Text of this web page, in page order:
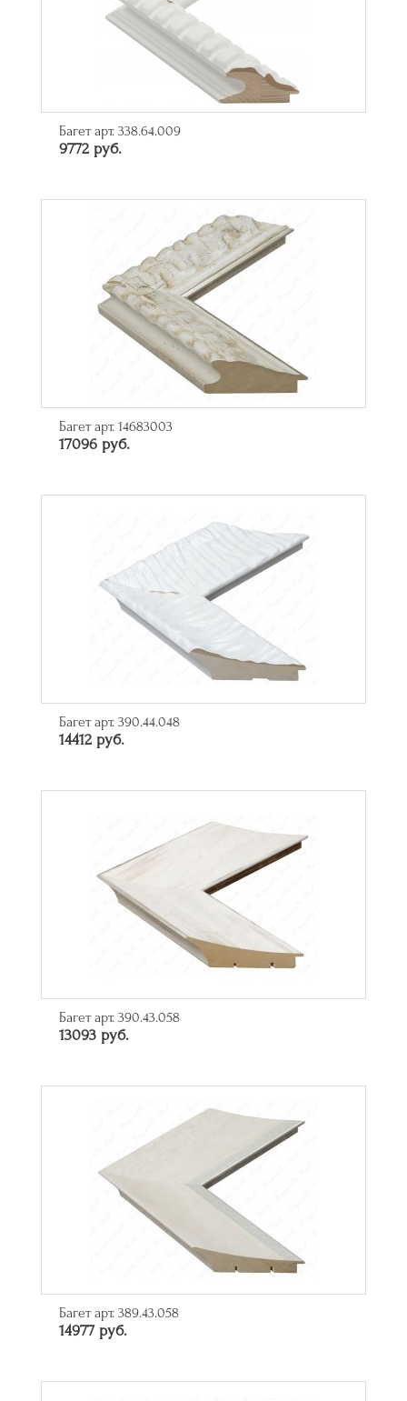
Багет арт. 338.64.009
9772 руб.
Багет арт. 14683003
17096 руб.
Багет арт. 390.44.048
14412 руб.
Багет арт. 390.43.058
13093 руб.
Багет арт. 389.43.058
14977 руб.